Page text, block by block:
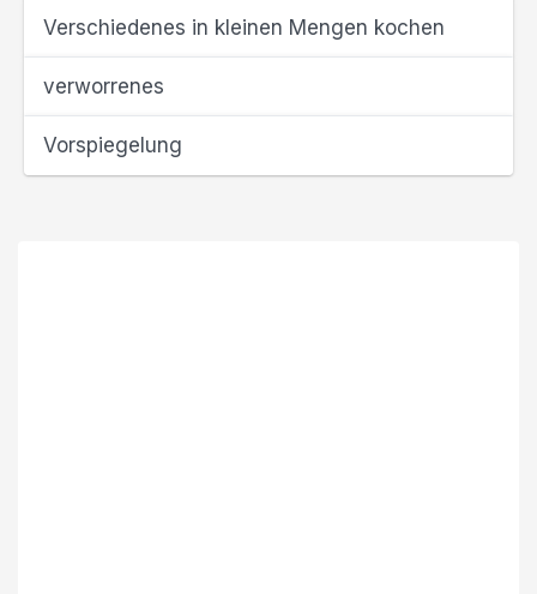
Verschiedenes in kleinen Mengen kochen
verworrenes
Vorspiegelung